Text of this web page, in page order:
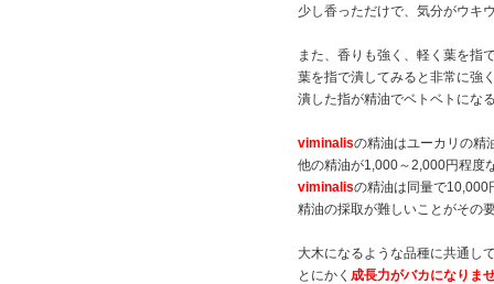
少し香っただけで、気分がウキ
また、香りも強く、軽く葉を指
葉を指で潰してみると非常に強
潰した指が精油でベトベトにな
viminalisの精油はユーカリの精
他の精油が1,000～2,000円程度
viminalisの精油は同量で10,000
精油の採取が難しいことがその
大木になるような品種に共通し
とにかく 成長力がバカになりま